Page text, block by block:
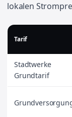
lokalen
Tarif
Stadtwerke
Grundtarif